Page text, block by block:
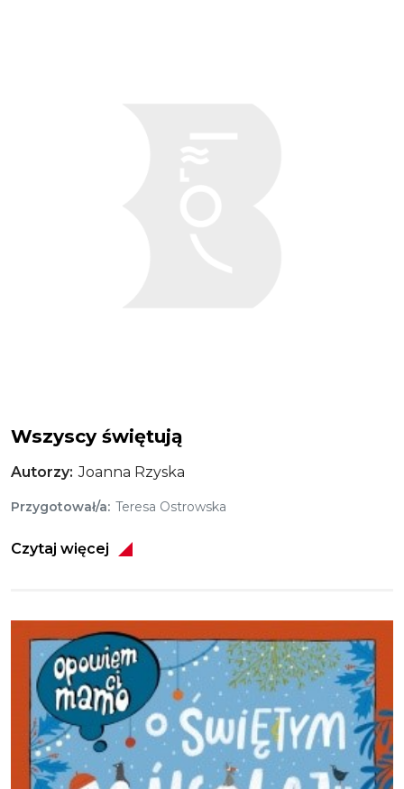
Wszyscy świętują
Autorzy Joanna Rzyska
Przygotował/a Teresa Ostrowska
Czytaj więcej